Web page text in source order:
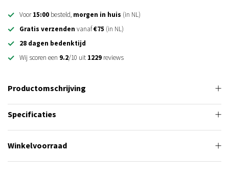
Voor15:00 besteld, morgen in huis (in NL)
Gratis verzenden vanaf€75 (in NL)
28 dagen bedenktijd
Wij scoren een 9.2/10 uit 1229 reviews
Productomschrijving
Specificaties
Winkelvoorraad